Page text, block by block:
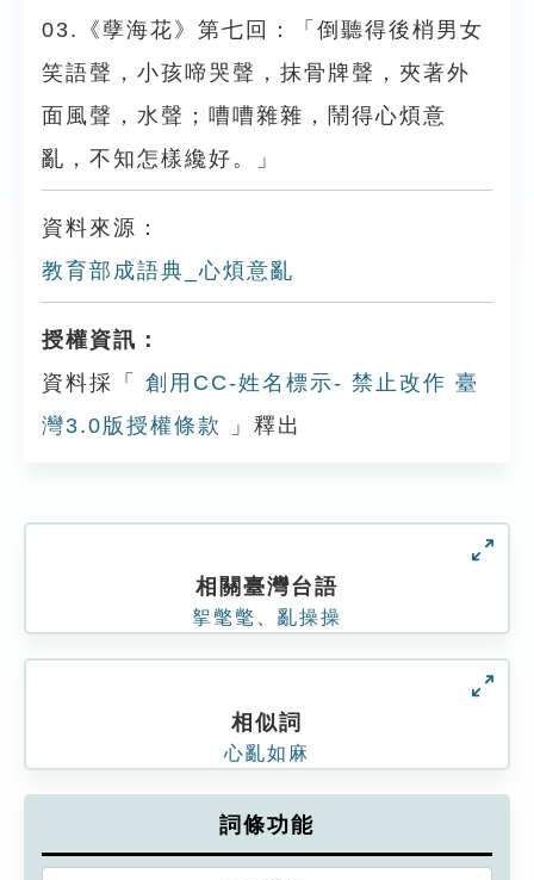
03.《孽海花》第七回：「倒聽得後梢男女
笑語聲，小孩啼哭聲，抹骨牌聲，夾著外
面風聲，水聲；嘈嘈雜雜，鬧得心煩意
亂，不知怎樣纔好。」
資料來源：
教育部成語典_心煩意亂
授權資訊：
資料採「
創用CC-姓名標示- 禁止改作 臺
灣3.0版授權條款
」釋出
相關臺灣台語
挐氅氅 亂操操
相似詞
心亂如麻
詞條功能